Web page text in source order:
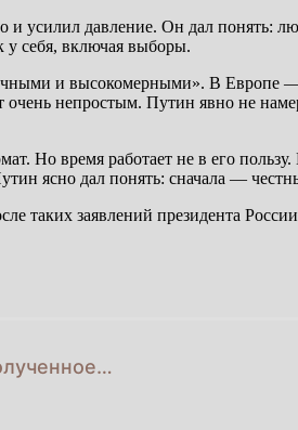
и усилил давление. Он дал понять:
у себя, включая выборы.
и высокомерными». В
непростым. Путин явно не
Но время работает не в его
ясно дал понять: сначала —
заявлений президента